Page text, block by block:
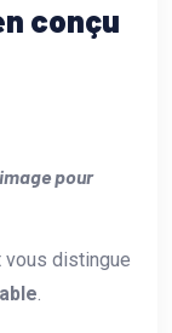
conçu
pour
vous distingue
.